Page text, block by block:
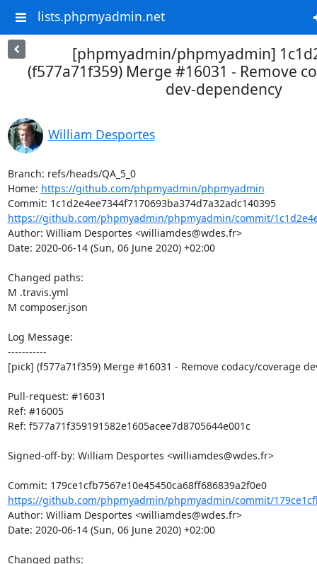
lists.phpmyadmin.net
[phpmyadmin/phpmyadmin]
(f577a71f359) Merge #16031 - Remove
dev-dependency
William Desportes
Branch: refs/heads/QA_5_0
Home: https://github.com/phpmyadmin/phpmyadmin
Commit: 1c1d2e4ee7344f7170693ba374d7a32adc140395
https://github.com/phpmyadmin/phpmyadmin/commit/
Author: William Desportes <williamdes@wdes.fr>
Date: 2020-06-14 (Sun, 06 June 2020) +02:00
Changed paths:
M .travis.yml
M composer.json
Log Message:
-----------
[pick] (f577a71f359) Merge #16031 - Remove codacy/coverage
Pull-request: #16031
Ref: #16005
Ref: f577a71f359191582e1605acee7d8705644e001c
Signed-off-by: William Desportes <williamdes@wdes.fr>
Commit: 179ce1cfb7567e10e45450ca68ff686839a2f0e0
https://github.com/phpmyadmin/phpmyadmin/commit/
Author: William Desportes <williamdes@wdes.fr>
Date: 2020-06-14 (Sun, 06 June 2020) +02:00
Changed paths: